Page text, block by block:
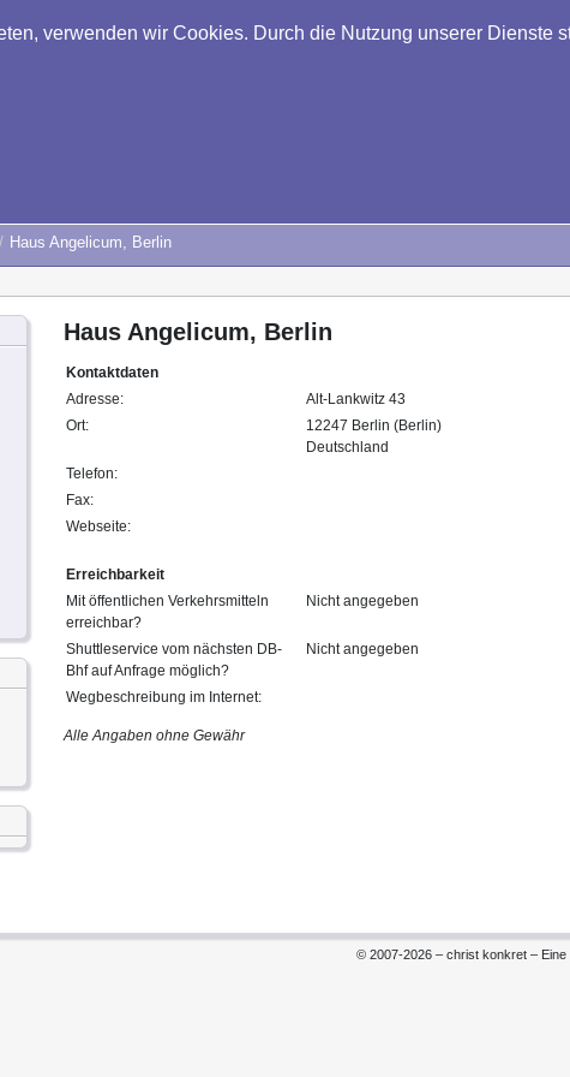
verwenden wir Cookies. Durch die Nutzung unserer Dienste
Haus Angelicum, Berlin
Haus Angelicum, Berlin
Kontaktdaten
Adresse:
Alt-Lankwitz 43
Ort:
12247 Berlin (Berlin)
Deutschland
Telefon:
Fax:
Webseite:
Erreichbarkeit
Mit öffentlichen Verkehrsmitteln
erreichbar?
Nicht angegeben
Shuttleservice vom nächsten DB-
Bhf auf Anfrage möglich?
Nicht angegeben
Wegbeschreibung im Internet:
Alle Angaben ohne Gewähr
© 2007-2026 – christ konkret –